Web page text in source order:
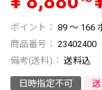
89 〜 166
商品番号
23402400
送料込
日時指定不可